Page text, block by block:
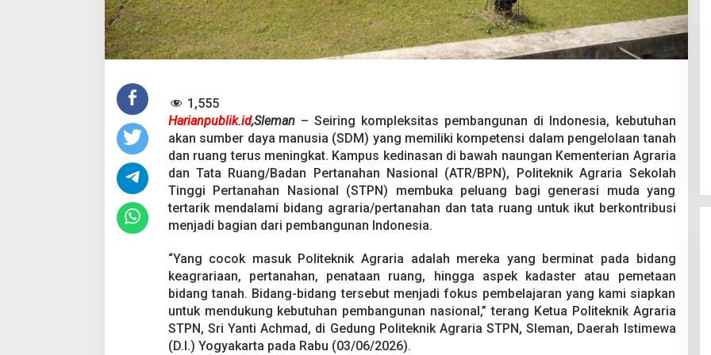
a
n
,
J
i
n
g
G
e
n
e
a
s
M
u
a
C
a
l
1,555
Harianpublik.id,​Sleman– Seiring kompleksitas pembangunan di Indonesia, kebutuhan
akan sumber daya manusia (SDM) yang memiliki kompetensi dalam pengelolaan tanah
dan ruang terus meningkat. Kampus kedinasan di bawah naungan Kementerian Agraria
dan Tata Ruang/Badan Pertanahan Nasional (ATR/BPN), Politeknik Agraria Sekolah
Tinggi Pertanahan Nasional (STPN) membuka peluang bagi generasi muda yang
tertarik mendalami bidang agraria/pertanahan dan tata ruang untuk ikut berkontribusi
menjadi bagian dari pembangunan Indonesia.
“Yang cocok masuk Politeknik Agraria adalah mereka yang berminat pada bidang
keagrariaan, pertanahan, penataan ruang, hingga aspek kadaster atau pemetaan
bidang tanah. Bidang-bidang tersebut menjadi fokus pembelajaran yang kami siapkan
untuk mendukung kebutuhan pembangunan nasional,” terang Ketua Politeknik Agraria
STPN, Sri Yanti Achmad, di Gedung Politeknik Agraria STPN, Sleman, Daerah Istimewa
(D.I.) Yogyakarta pada Rabu (03/06/2026).
Pesta Pernikahan Berakhir
Mencekam, Mahasiswa Ditikam
Badik Usai Cekcok saat Pesta
Miras
Di Kriminal 29 Juni 2026